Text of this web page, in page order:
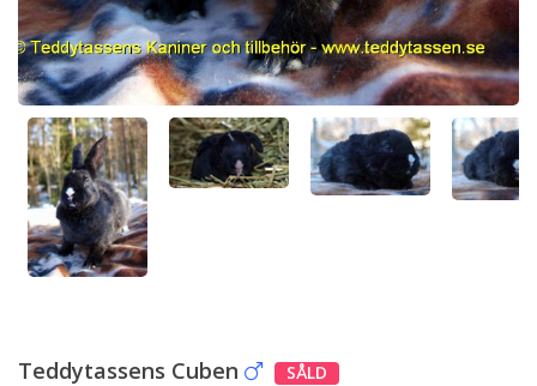
Teddytassens Cuben SÅLD